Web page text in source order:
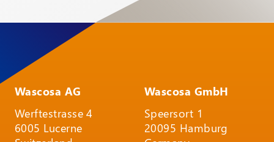
Wascosa AG
Werftestrasse 4
6005 Lucerne
Wascosa GmbH
Speersort 1
20095 Hamburg